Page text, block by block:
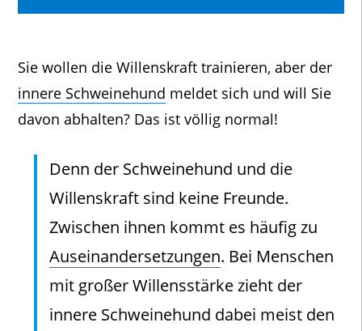
Sie wollen die Willenskraft trainieren, aber der
innere Schweinehund meldet sich und will Sie
davon abhalten? Das ist völlig normal!
Denn der Schweinehund und die
Willenskraft sind keine Freunde.
Zwischen ihnen kommt es häufig zu
Auseinandersetzungen. Bei Menschen
mit großer Willensstärke zieht der
innere Schweinehund dabei meist den